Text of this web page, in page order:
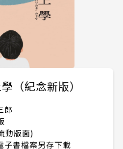
（紀念新版）
郎
動版面)
子書檔案另存下載